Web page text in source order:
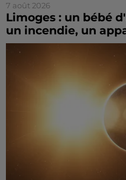
7 août 2026
Limoges : un bébé
un incendie, un